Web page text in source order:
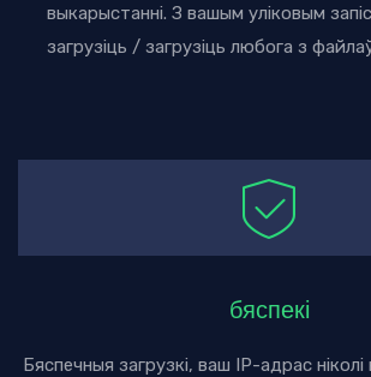
выкарыстанні. З вашым уліковым
загрузіць / загрузіць любога з
бяспекі
Бяспечныя загрузкі, ваш IP-адрас